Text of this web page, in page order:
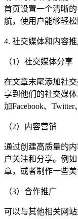
首页设置一个清晰
航，使用户能够轻松
4. 社交媒体和内容
（1）社交媒体分享
在文章末尾添加社
享到他们的社交媒
加Facebook、
（2）内容营销
通过创建高质量的
户关注和分享。例
章，或者制作一些
（3）合作推广
可以与其他相关网